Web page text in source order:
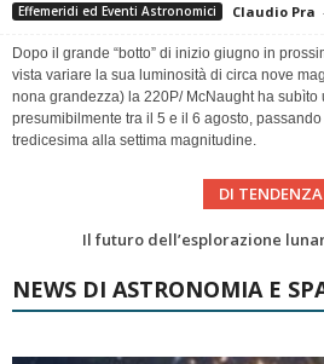
Effemeridi ed Eventi Astronomici Claudio Pra
Dopo il grande “botto” di inizio giugno in
vista variare la sua luminosità di circa nove
nona grandezza) la 220P/ McNaught ha subìto
presumibilmente tra il 5 e il 6 agosto,
tredicesima alla settima magnitudine.
DI TENDENZA
NEWS DI ASTRONOMIA E